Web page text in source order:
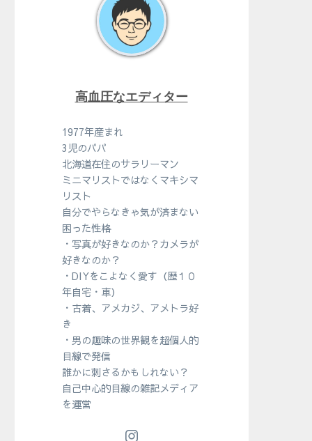
高血圧なエディター
1977年産まれ
3児のパパ
北海道在住のサラリーマン
ミニマリストではなくマキシマ
リスト
自分でやらなきゃ気が済まない
困った性格
・写真が好きなのか？カメラが
好きなのか？
・DIYをこよなく愛す（歴１０
年自宅・車）
・古着、アメカジ、アメトラ好
き
・男の趣味の世界観を超個人的
目線で発信
誰かに刺さるかもしれない？
自己中心的目線の雑記メディア
を運営